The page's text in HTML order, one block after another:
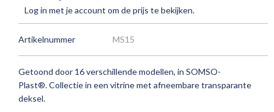
Log in met je account om de prijs te bekijken.
Artikelnummer MS15
Getoond door 16 verschillende modellen, in SOMSO-
Plast®.Collectie in een vitrine met afneembare transparante
deksel.